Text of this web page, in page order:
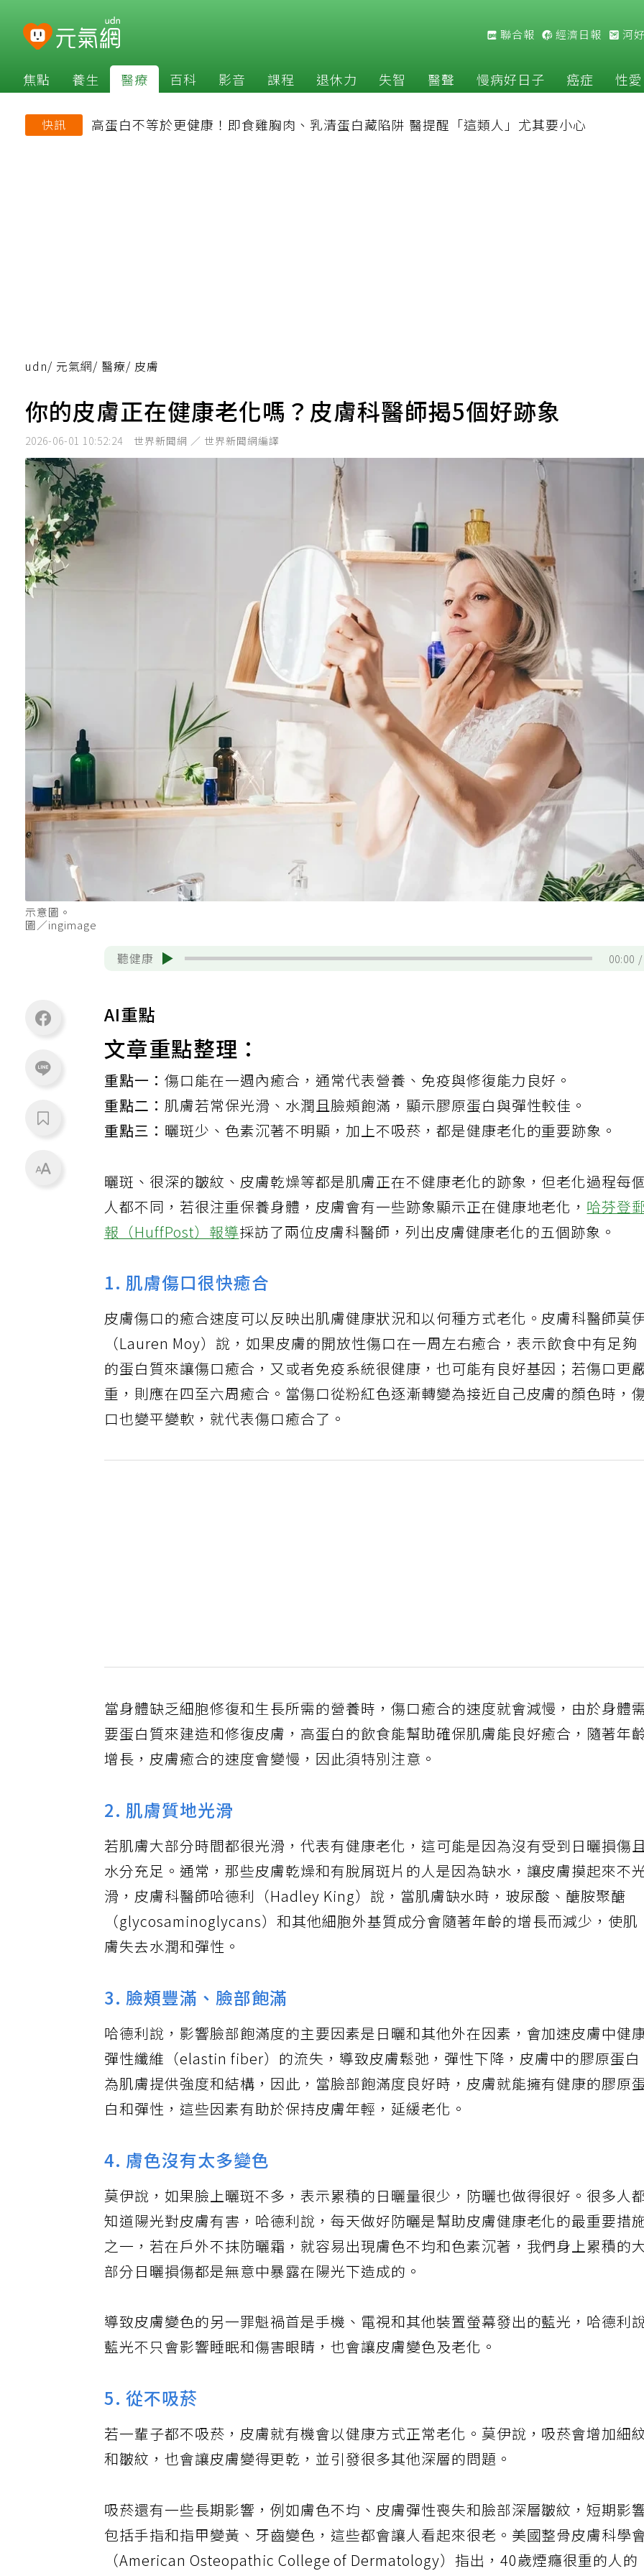
聯合報 經濟日報 河
焦點 養生 醫療 百科 影音 課程 退休力 失智 醫聲 慢病好日子 癌症 性愛
快訊 高蛋白不等於更健康！即食雞胸肉、乳清蛋白藏陷阱 醫提醒「這類人」尤其要小心
udn/ 元氣網/ 醫療/ 皮膚
你的皮膚正在健康老化嗎？皮膚科醫師揭5個好跡象
2026-06-01 10:52:24 世界新聞網 ／ 世界新聞網編譯
示意圖。
圖／ingimage
聽健康 00:00
AI重點
文章重點整理：
重點一：傷口能在一週內癒合，通常代表營養、免疫與修復能力良好。
重點二：肌膚若常保光滑、水潤且臉頰飽滿，顯示膠原蛋白與彈性較佳。
重點三： 曬斑少、色素沉著不明顯，加上不吸菸，都是健康老化的重要跡象。
曬斑、很深的皺紋、皮膚乾燥等都是肌膚正在不健康老化的跡象，但老化過程每
人都不同，若很注重保養身體，皮膚會有一些跡象顯示正在健康地老化，哈芬登
報（HuffPost）報導採訪了兩位皮膚科醫師，列出皮膚健康老化的五個跡象。
1. 肌膚傷口很快癒合
皮膚傷口的癒合速度可以反映出肌膚健康狀況和以何種方式老化。皮膚科醫師莫
（Lauren Moy）說，如果皮膚的開放性傷口在一周左右癒合，表示飲食中有足夠
的蛋白質來讓傷口癒合，又或者免疫系統很健康，也可能有良好基因；若傷口更
重，則應在四至六周癒合。當傷口從粉紅色逐漸轉變為接近自己皮膚的顏色時，
口也變平變軟，就代表傷口癒合了。
當身體缺乏細胞修復和生長所需的營養時，傷口癒合的速度就會減慢，由於身體
要蛋白質來建造和修復皮膚，高蛋白的飲食能幫助確保肌膚能良好癒合，隨著年
增長，皮膚癒合的速度會變慢，因此須特別注意。
2. 肌膚質地光滑
若肌膚大部分時間都很光滑，代表有健康老化，這可能是因為沒有受到日曬損傷
水分充足。通常，那些皮膚乾燥和有脫屑斑片的人是因為缺水，讓皮膚摸起來不
滑，皮膚科醫師哈德利（Hadley King）說，當肌膚缺水時，玻尿酸、醣胺聚醣
（glycosaminoglycans）和其他細胞外基質成分會隨著年齡的增長而減少，使肌
膚失去水潤和彈性。
3. 臉頰豐滿、臉部飽滿
哈德利說，影響臉部飽滿度的主要因素是日曬和其他外在因素，會加速皮膚中健
彈性纖維（elastin fiber）的流失，導致皮膚鬆弛，彈性下降，皮膚中的膠原蛋白
為肌膚提供強度和結構，因此，當臉部飽滿度良好時，皮膚就能擁有健康的膠原
白和彈性，這些因素有助於保持皮膚年輕，延緩老化。
4. 膚色沒有太多變色
莫伊說，如果臉上曬斑不多，表示累積的日曬量很少，防曬也做得很好。很多人
知道陽光對皮膚有害，哈德利說，每天做好防曬是幫助皮膚健康老化的最重要措
之一，若在戶外不抹防曬霜，就容易出現膚色不均和色素沉著，我們身上累積的
部分日曬損傷都是無意中暴露在陽光下造成的。
導致皮膚變色的另一罪魁禍首是手機、電視和其他裝置螢幕發出的藍光，哈德利
藍光不只會影響睡眠和傷害眼睛，也會讓皮膚變色及老化。
5. 從不吸菸
若一輩子都不吸菸，皮膚就有機會以健康方式正常老化。莫伊說，吸菸會增加細
和皺紋，也會讓皮膚變得更乾，並引發很多其他深層的問題。
吸菸還有一些長期影響，例如膚色不均、皮膚彈性喪失和臉部深層皺紋，短期影
包括手指和指甲變黃、牙齒變色，這些都會讓人看起來很老。美國整骨皮膚科學